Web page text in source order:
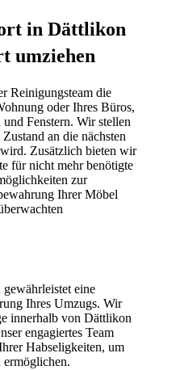
in Dättlikon
umziehen
Reinigungsteam die
oder Ihres Büros,
Fenstern. Wir stellen
an die nächsten
Zusätzlich bieten wir
für nicht mehr benötigte
zur
Ihrer Möbel
eine
Ihres Umzugs. Wir
innerhalb von Dättlikon
engagiertes Team
Habseligkeiten, um
ermöglichen.